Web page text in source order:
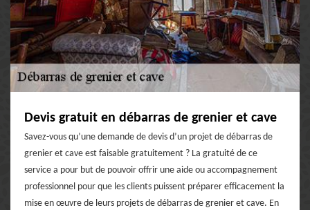
Devis gratuit en débarras de grenier et cave
Savez-vous qu’une demande de devis d’un projet de débarras de
grenier et cave est faisable gratuitement ? La gratuité de ce
service a pour but de pouvoir offrir une aide ou accompagnement
professionnel pour que les clients puissent préparer efficacement la
mise en œuvre de leurs projets de débarras de grenier et cave. En